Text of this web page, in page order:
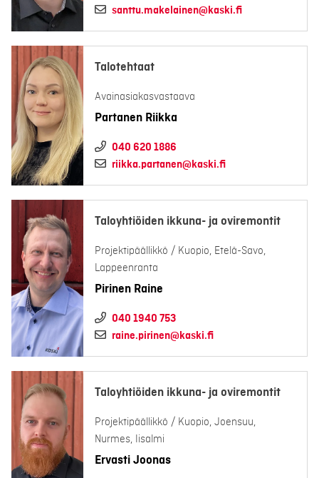
santtu.makelainen@kaski.fi
Talotehtaat
Avainasiakasvastaava
Partanen Riikka
040 620 1886
riikka.partanen@kaski.fi
Taloyhtiöiden ikkuna- ja oviremontit
Projektipäällikkö / Kuopio, Etelä-Savo,
Lappeenranta
Pirinen Raine
040 1940 753
raine.pirinen@kaski.fi
Taloyhtiöiden ikkuna- ja oviremontit
Projektipäällikkö / Kuopio, Joensuu,
Nurmes, Iisalmi
Ervasti Joonas